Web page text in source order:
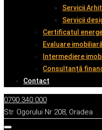
Servicii
Servicii
Certificatul
Evaluare imobiliară
Intermediere
Consultanță
Contact
0790 340 000
Str. Ogorului Nr 208, Oradea